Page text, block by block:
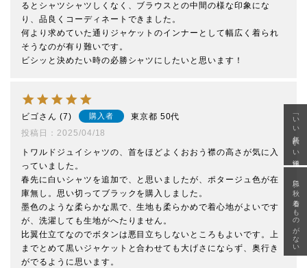
るとシャツシャツしくなく、ブラウスとの中間の様な印象にな
り、品良くコーディネートできました。
何より求めていた通りジャケットのインナーとして幅広く着られ
そうなのが有り難いです。
ビシッと決めたい時の必勝シャツにしたいと思います！
ビゴ 7 購入者 東京都 50代
投稿日
2025/04/18
トワルドジュイシャツの、首をほどよくおおう襟の高さが気に入
っていました。
春先に白いシャツを追加で、と思いましたが、ポタージュ色が在
庫無し。思い切ってブラックを購入しました。
墨色のような柔らかな黒で、生地も柔らかめで着心地がよいです
が、洗濯しても生地がへたりません。
比翼仕立てなのでボタンは悪目立ちしないところもよいです。上
までとめて黒いジャケットと合わせても大げさにならず、奥行き
がでるように思います。
「いい年齢 いい洋服」
急に秋、着るものがない